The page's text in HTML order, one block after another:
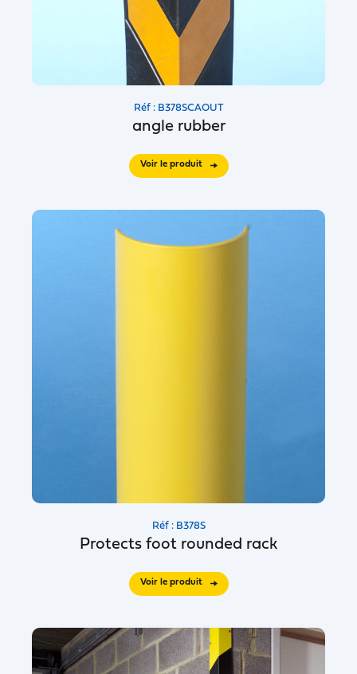
Réf : B378SCAOUT
angle rubber
Voir le produit
Réf : B378S
Protects foot rounded rack
Voir le produit